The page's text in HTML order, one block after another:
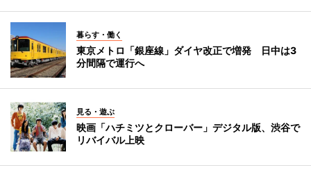
暮らす・働く
東京メトロ「銀座線」ダイヤ改正で増発 日中は3
分間隔で運行へ
見る・遊ぶ
映画「ハチミツとクローバー」デジタル版、渋谷で
リバイバル上映